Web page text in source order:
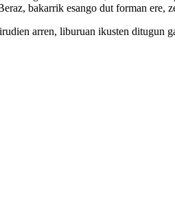
bakarrik esango dut forman ere,
arren, liburuan ikusten ditugun